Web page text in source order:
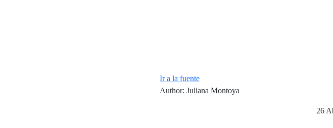
Ir a la fuente
Author: Juliana Montoya
26